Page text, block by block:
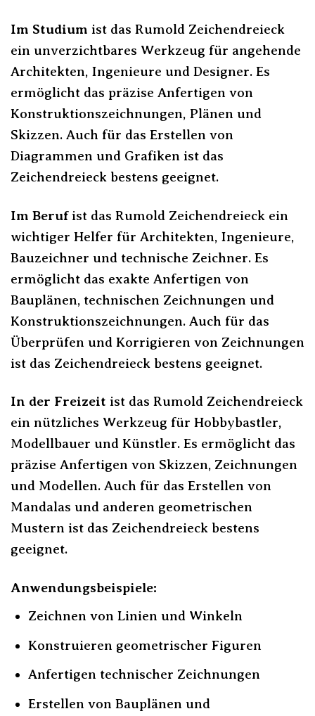
Im Studium ist das Rumold Zeichendreieck
ein unverzichtbares Werkzeug für angehende
Architekten, Ingenieure und Designer. Es
ermöglicht das präzise Anfertigen von
Konstruktionszeichnungen, Plänen und
Skizzen. Auch für das Erstellen von
Diagrammen und Grafiken ist das
Zeichendreieck bestens geeignet.
Im Berufist das Rumold Zeichendreieck ein
wichtiger Helfer für Architekten, Ingenieure,
Bauzeichner und technische Zeichner. Es
ermöglicht das exakte Anfertigen von
Bauplänen, technischen Zeichnungen und
Konstruktionszeichnungen. Auch für das
Überprüfen und Korrigieren von Zeichnungen
ist das Zeichendreieck bestens geeignet.
In der Freizeit ist das Rumold Zeichendreieck
ein nützliches Werkzeug für Hobbybastler,
Modellbauer und Künstler. Es ermöglicht das
präzise Anfertigen von Skizzen, Zeichnungen
und Modellen. Auch für das Erstellen von
Mandalas und anderen geometrischen
Mustern ist das Zeichendreieck bestens
geeignet.
Anwendungsbeispiele:
Zeichnen von Linien und Winkeln
Konstruieren geometrischer Figuren
Anfertigen technischer Zeichnungen
Erstellen von Bauplänen und